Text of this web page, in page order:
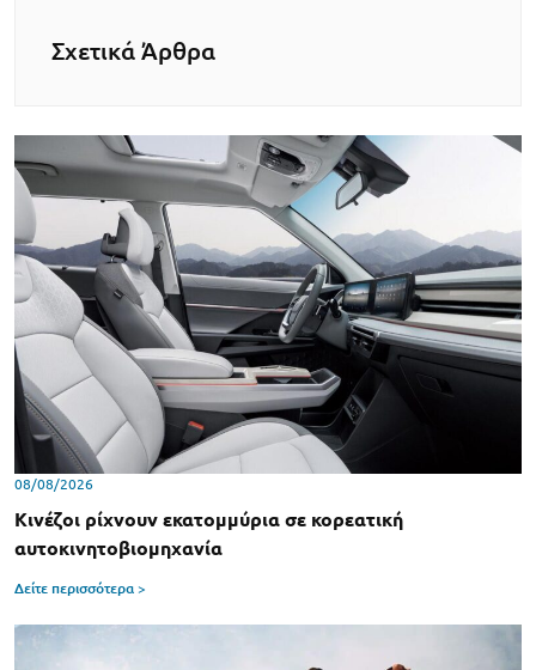
Σχετικά Άρθρα
08/08/2026
Κινέζοι ρίχνουν εκατομμύρια σε κορεατική
αυτοκινητοβιομηχανία
Δείτε περισσότερα >